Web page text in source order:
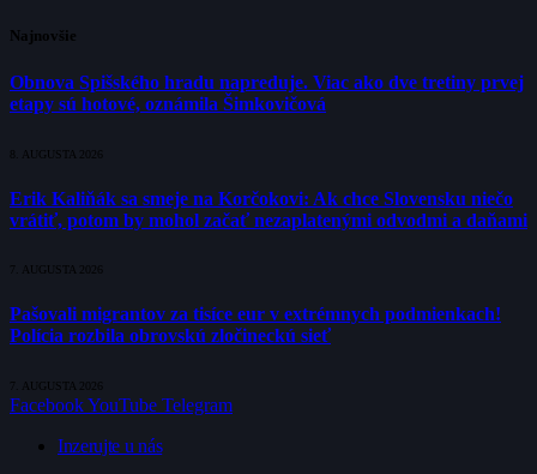
Najnovšie
Obnova Spišského hradu napreduje. Viac ako dve tretiny prvej
etapy sú hotové, oznámila Šimkovičová
8. AUGUSTA 2026
Erik Kaliňák sa smeje na Korčokovi: Ak chce Slovensku niečo
vrátiť, potom by mohol začať nezaplatenými odvodmi a daňami
7. AUGUSTA 2026
Pašovali migrantov za tisíce eur v extrémnych podmienkach!
Polícia rozbila obrovskú zločineckú sieť
7. AUGUSTA 2026
FacebookYouTube Telegram
Inzerujte u nás